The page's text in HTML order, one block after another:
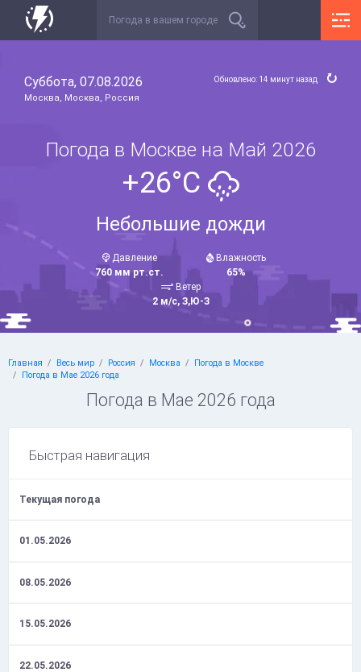
Суббота, 07.08.2026
Москва, Москва, Россия
Обновлено: 14 минут назад
Погода в Москве на Май 2026
+26°C
Небольшие дожди
Давление
760 мм рт.ст.
Влажность
65%
Ветер
2 м/с, З,Ю-З
Главная Весь мир Россия Москва
Погода в Москве
Погода в Мае 2026 года
Погода в Мае 2026 года
Быстрая навигация
Текущая погода
01.05.2026
08.05.2026
15.05.2026
22.05.2026